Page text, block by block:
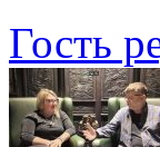
Гость